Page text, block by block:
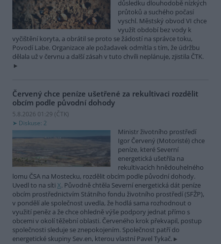
důsledku dlouhodobě nízkých
průtoků a suchého počasí
vyschl. Městský obvod VI chce
využít období bez vody k
vyčištění koryta, a obrátil se proto se žádostí na správce toku,
Povodí Labe. Organizace ale požadavek odmítla s tím, že údržbu
dělala už v červnu a další zásah v tuto chvíli neplánuje, zjistila ČTK.
Červený chce peníze ušetřené za rekultivaci rozdělit
obcím podle původní dohody
5.8.2026 01:29 (ČTK)
Diskuse: 2
Ministr životního prostředí
Igor Červený (Motoristé) chce
peníze, které Severní
energetická ušetřila na
rekultivacích hnědouhelného
lomu ČSA na Mostecku, rozdělit obcím podle původní dohody.
Uvedl to na síti X. Původně chtěla Severní energetická dát peníze
obcím prostřednictvím Státního fondu životního prostředí (SFŽP),
v pondělí ale společnost uvedla, že hodlá sama rozhodnout o
využití peněz a že chce ohledně výše podpory jednat přímo s
obcemi v okolí těžební oblasti. Červeného krok překvapil, postup
společnosti sleduje se znepokojením. Společnost patří do
energetické skupiny Sev.en, kterou vlastní Pavel Tykač.